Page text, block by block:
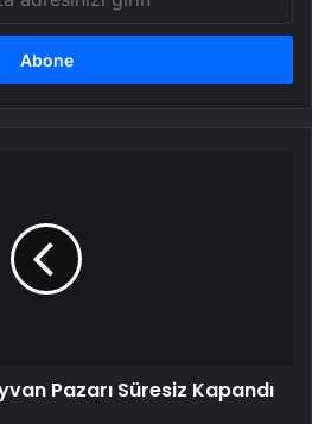
Pazarı Süresiz Kapandı